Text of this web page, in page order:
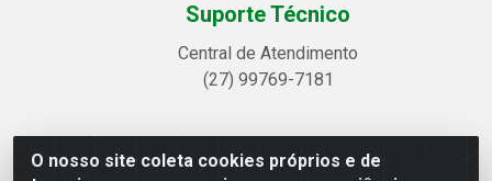
O nosso site coleta cookies próprios e de
Suporte Técnico
Central de Atendimento
(27) 99769-7181
Linhavix Distribuidora LTDA - Avenida Alegre, 2521 -